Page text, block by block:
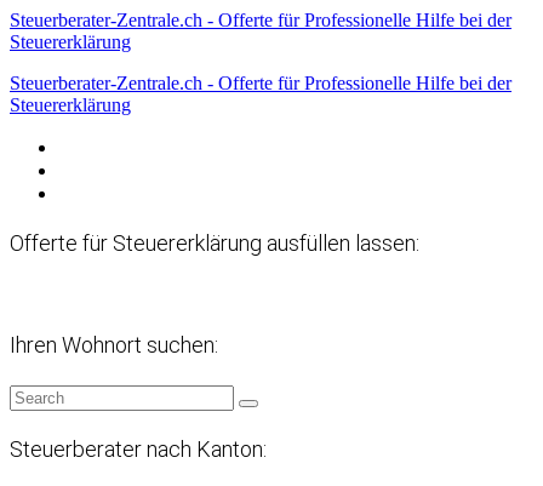
Steuerberater-Zentrale.ch - Offerte für Professionelle Hilfe bei der
Steuererklärung
Steuerberater-Zentrale.ch - Offerte für Professionelle Hilfe bei der
Steuererklärung
Offerte für Steuererklärung ausfüllen lassen:
Ihren Wohnort suchen:
Steuerberater nach Kanton: